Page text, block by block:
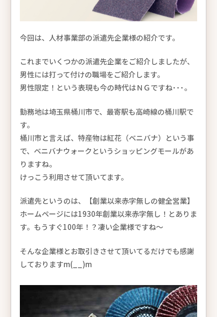
今回は、人材事業部の派遣先企業様の紹介です。
これまでいくつかの派遣先企業をご紹介しましたが、
男性には打って付けの職場をご紹介します。
男性限定！という表現も今の時代はＮＧですね･･･。
勤務地は埼玉県桶川市で、最寄駅も高崎線の桶川駅で
す。
桶川市と言えば、特産物は紅花（ベニバナ）という事
で、ベニバナウォークというショッピングモールがあ
りますね。
けっこう利用させて頂いてます。
派遣先というのは、【創業以来赤字無しの健全営業】
ホームページには1930年創業以来赤字無し！とありま
す。もうすぐ100年！？凄い企業様ですね～
そんな企業様とお取引きさせて頂いてるだけでも感謝
しておりますm(__)m